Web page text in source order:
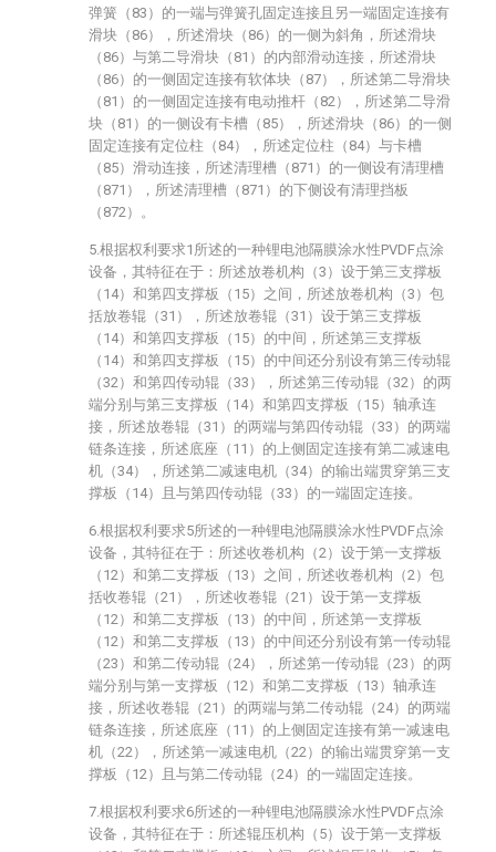
弹簧（83）的一端与弹簧孔固定连接且另一端固定连接有
滑块（86），所述滑块（86）的一侧为斜角，所述滑块
（86）与第二导滑块（81）的内部滑动连接，所述滑块
（86）的一侧固定连接有软体块（87），所述第二导滑块
（81）的一侧固定连接有电动推杆（82），所述第二导滑
块（81）的一侧设有卡槽（85），所述滑块（86）的一侧
固定连接有定位柱（84），所述定位柱（84）与卡槽
（85）滑动连接，所述清理槽（871）的一侧设有清理槽
（871），所述清理槽（871）的下侧设有清理挡板
（872）。
5.根据权利要求1所述的一种锂电池隔膜涂水性PVDF点涂
设备，其特征在于：所述放卷机构（3）设于第三支撑板
（14）和第四支撑板（15）之间，所述放卷机构（3）包
括放卷辊（31），所述放卷辊（31）设于第三支撑板
（14）和第四支撑板（15）的中间，所述第三支撑板
（14）和第四支撑板（15）的中间还分别设有第三传动辊
（32）和第四传动辊（33），所述第三传动辊（32）的两
端分别与第三支撑板（14）和第四支撑板（15）轴承连
接，所述放卷辊（31）的两端与第四传动辊（33）的两端
链条连接，所述底座（11）的上侧固定连接有第二减速电
机（34），所述第二减速电机（34）的输出端贯穿第三支
撑板（14）且与第四传动辊（33）的一端固定连接。
6.根据权利要求5所述的一种锂电池隔膜涂水性PVDF点涂
设备，其特征在于：所述收卷机构（2）设于第一支撑板
（12）和第二支撑板（13）之间，所述收卷机构（2）包
括收卷辊（21），所述收卷辊（21）设于第一支撑板
（12）和第二支撑板（13）的中间，所述第一支撑板
（12）和第二支撑板（13）的中间还分别设有第一传动辊
（23）和第二传动辊（24），所述第一传动辊（23）的两
端分别与第一支撑板（12）和第二支撑板（13）轴承连
接，所述收卷辊（21）的两端与第二传动辊（24）的两端
链条连接，所述底座（11）的上侧固定连接有第一减速电
机（22），所述第一减速电机（22）的输出端贯穿第一支
撑板（12）且与第二传动辊（24）的一端固定连接。
7.根据权利要求6所述的一种锂电池隔膜涂水性PVDF点涂
设备，其特征在于：所述辊压机构（5）设于第一支撑板